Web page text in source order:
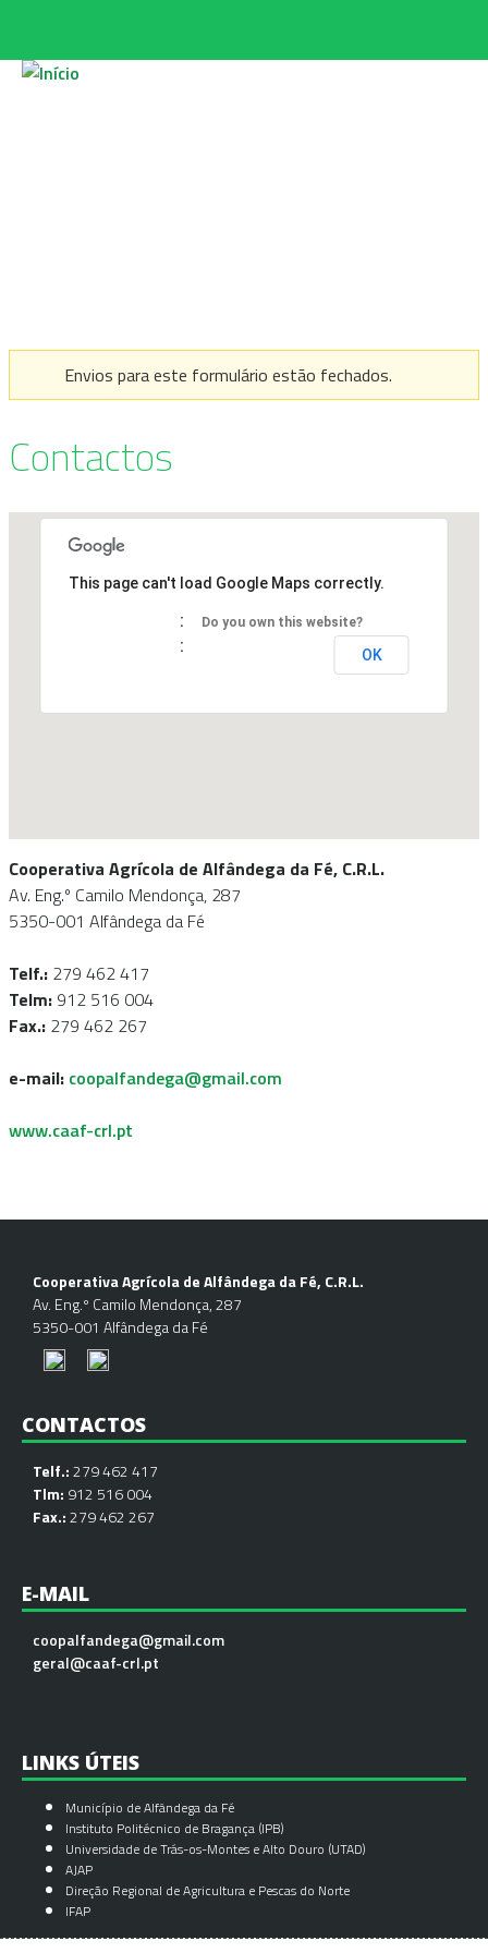
MENSAGEM DE AVISO
Envios para este formulário estão fechados.
Contactos
This page can't load Google Maps correctly.
Do you own this website?
OK
Cooperativa Agrícola de Alfândega da Fé, C.R.L.
Av. Eng.º Camilo Mendonça, 287
5350-001 Alfândega da Fé
Telf.: 279 462 417
Telm: 912 516 004
Fax.: 279 462 267
e-mail: coopalfandega@gmail.com
www.caaf-crl.pt
Cooperativa Agrícola de Alfândega da Fé, C.R.L.
Av. Eng.º Camilo Mendonça, 287
5350-001 Alfândega da Fé
CONTACTOS
Telf.:279 462 417
Tlm: 912 516 004
Fax.:279 462 267
E-MAIL
coopalfandega@gmail.com
geral@caaf-crl.pt
LINKS ÚTEIS
Município de Alfândega da Fé
Instituto Politécnico de Bragança (IPB)
Universidade de Trás-os-Montes e Alto Douro (UTAD)
AJAP
Direção Regional de Agricultura e Pescas do Norte
IFAP